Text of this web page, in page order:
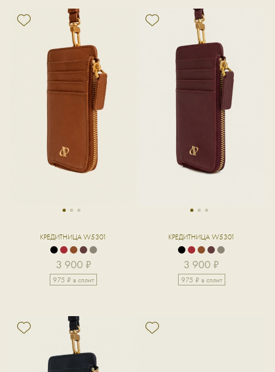
1 2 3
КРЕДИТНИЦА W5301
3 900 ₽
975 ₽ в сплит
1 2 3
КРЕДИТНИЦА W5301
3 900 ₽
975 ₽ в сплит